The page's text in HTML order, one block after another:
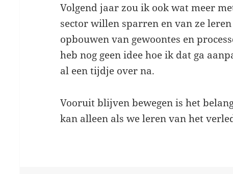
Volgend jaar zou ik ook wat meer
sector willen sparren en van ze
opbouwen van gewoontes en
heb nog geen idee hoe ik dat ga
al een tijdje over na.
Vooruit blijven bewegen is het
kan alleen als we leren van het